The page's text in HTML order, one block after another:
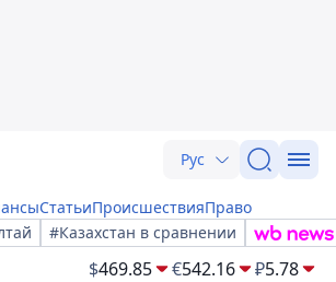
Рус
СтатьиПроисшествияПраво
#Казахстан в сравнении
$469.85 €542.16 ₽5.78